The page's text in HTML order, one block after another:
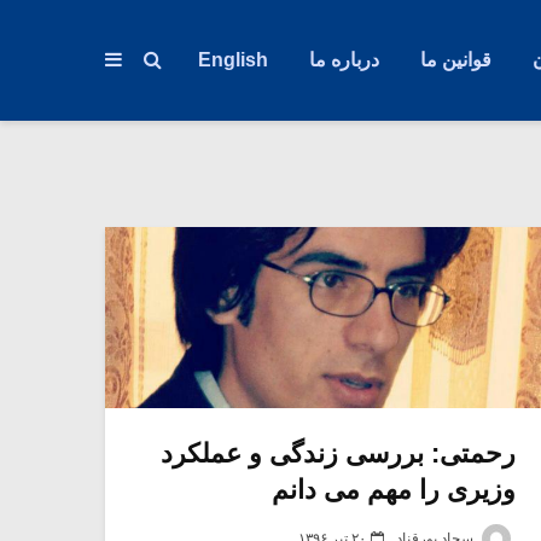
قوانین ما درباره ما English
رحمتی: بررسی زندگی و عملکرد
وزیری را مهم می دانم